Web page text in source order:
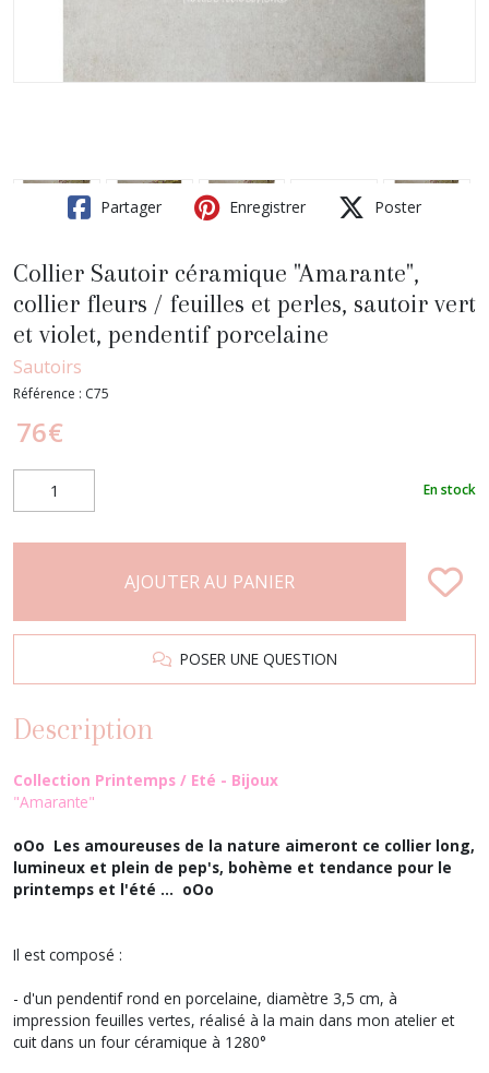
Partager Enregistrer Poster
Collier Sautoir céramique "Amarante",
collier fleurs / feuilles et perles, sautoir vert
et violet, pendentif porcelaine
Sautoirs
Référence : C75
76€
En stock
AJOUTER AU PANIER
POSER UNE QUESTION
Description
Collection Printemps / Eté - Bijoux
"Amarante"
oOo Les amoureuses de la nature aimeront ce collier long,
lumineux et plein de pep's, bohème et tendance pour le
printemps et l'été ... oOo
Il est composé :
- d'un pendentif rond en porcelaine, diamètre 3,5 cm, à
impression feuilles vertes, réalisé à la main dans mon atelier et
cuit dans un four céramique à 1280°